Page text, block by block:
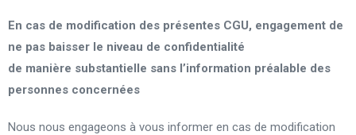
En cas de modification des présentes CGU, engagement de
ne pas baisser le niveau de confidentialité
de manière substantielle sans l’information préalable des
personnes concernées
Nous nous engageons à vous informer en cas de modification